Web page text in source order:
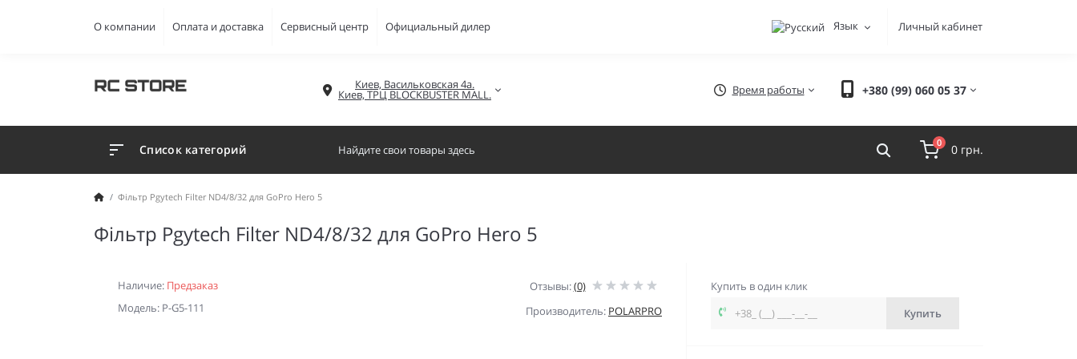
О компании Оплата и доставка Сервисный центр Официальный дилер Язык Личный кабинет
Киев, Васильковская 4а.
Киев, ТРЦ BLOCKBUSTER MALL. Время работы +380 (99) 060 05 37
Список категорий 0 0 грн.
Фільтр Pgytech Filter ND4/8/32 для GoPro Hero 5
Фільтр Pgytech Filter ND4/8/32 для GoPro Hero 5
Наличие: Предзаказ
Модель: P-G5-111
Отзывы:(0)
Производитель: POLARPRO
Купить в один клик
Купить